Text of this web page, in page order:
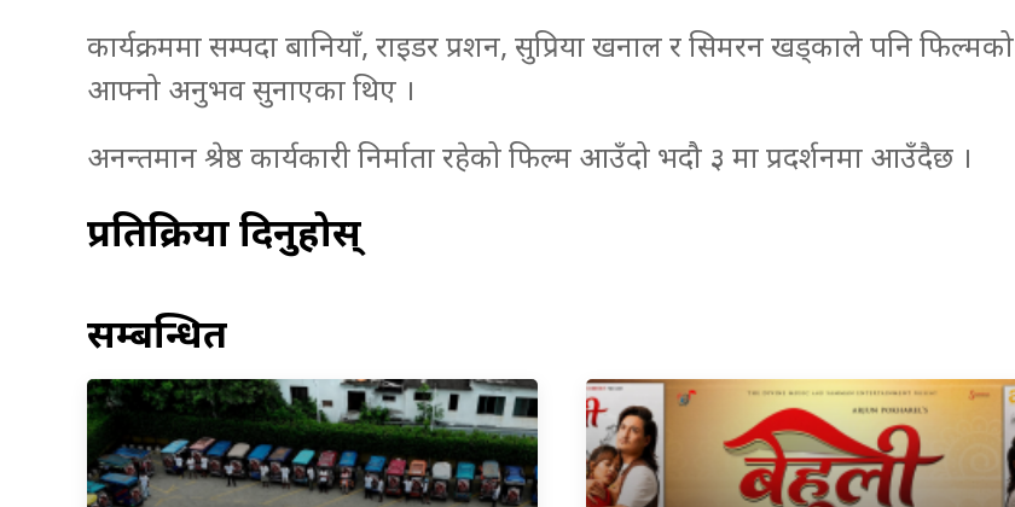
कार्यक्रममा सम्पदा बानियाँ, राइडर प्रशन, सुप्रिया खनाल र सिमरन खड्काले पनि फिल्मको
आफ्नो अनुभव सुनाएका थिए ।
अनन्तमान श्रेष्ठ कार्यकारी निर्माता रहेको फिल्म आउँदो भदौ ३ मा प्रदर्शनमा आउँदैछ ।
प्रतिक्रिया दिनुहोस्
सम्बन्धित